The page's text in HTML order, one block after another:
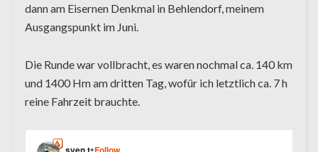
dann am Eisernen Denkmal in Behlendorf, meinem
Ausgangspunkt im Juni.
Die Runde war vollbracht, es waren nochmal ca. 140 km
und 1400 Hm am dritten Tag, wofür ich letztlich ca. 7 h
reine Fahrzeit brauchte.